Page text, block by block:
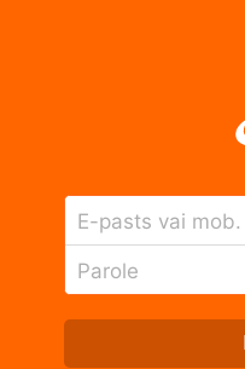
E-pasts vai
Parole